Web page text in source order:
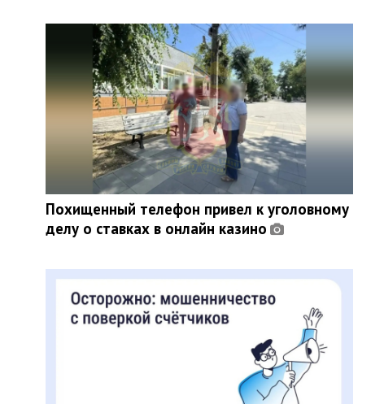
Похищенный телефон привел к уголовному
делу о ставках в онлайн казино